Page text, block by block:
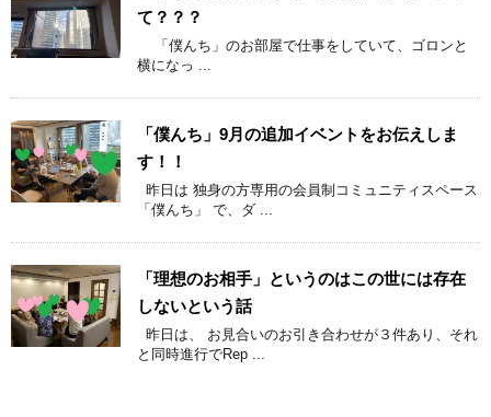
て？？？
「僕んち」のお部屋で仕事をしていて、ゴロンと
横になっ ...
「僕んち」9月の追加イベントをお伝えしま
す！！
昨日は 独身の方専用の会員制コミュニティスペース
「僕んち」 で、ダ ...
「理想のお相手」というのはこの世には存在
しないという話
昨日は、 お見合いのお引き合わせが３件あり、それ
と同時進行でRep ...